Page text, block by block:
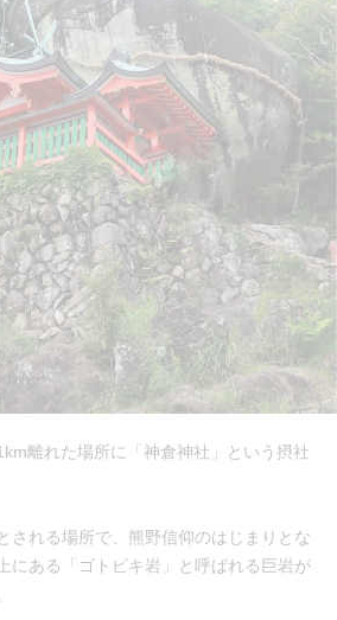
離れた場所に「神倉神社」という摂社
される場所で、熊野信仰のはじまりとな
にある「ゴトビキ岩」と呼ばれる巨岩が